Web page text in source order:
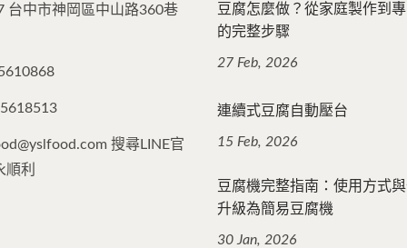
台中市神岡區中山路360巷
搜尋LINE官
順利
豆腐怎麼做？從家庭製作到
的完整步驟
27 Feb, 2026
連續式豆腐自動壓台
15 Feb, 2026
豆腐機完整指南：使用方式
升級為簡易豆腐機
30 Jan, 2026